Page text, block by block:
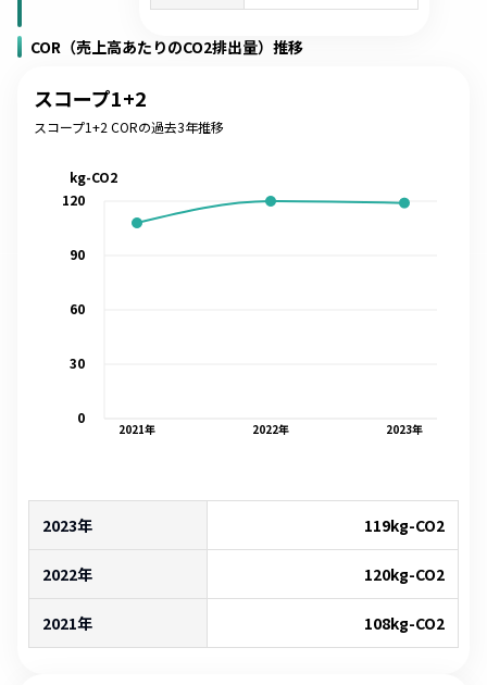
COR（売上高あたりのCO2排出量）推移
スコープ1+2
スコープ1+2 CORの過去3年推移
2021年 2022年 2023年
0
30
60
90
120
kg-CO2
2023年 119kg-CO2
2022年 120kg-CO2
2021年 108kg-CO2